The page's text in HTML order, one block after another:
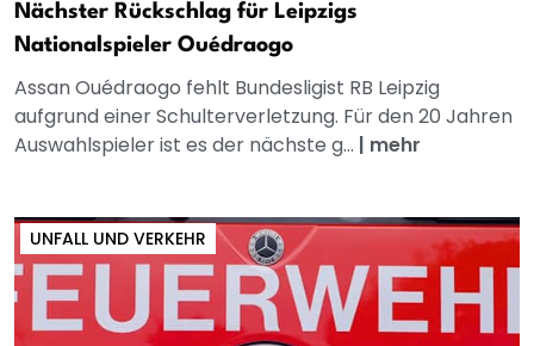
Nächster Rückschlag für Leipzigs
Nationalspieler Ouédraogo
Assan Ouédraogo fehlt Bundesligist RB Leipzig
aufgrund einer Schulterverletzung. Für den 20 Jahren
Auswahlspieler ist es der nächste g... | mehr
UNFALL UND VERKEHR